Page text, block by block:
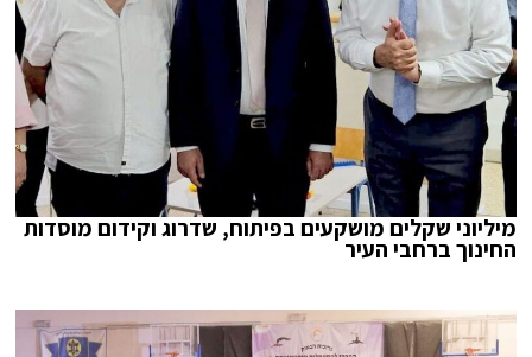
מיליוני שקלים מושקעים בפיתוח, שדרוג וקידום מוסדות
החינוך ברחבי העיר